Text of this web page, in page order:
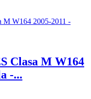
Clasa M W164
-...